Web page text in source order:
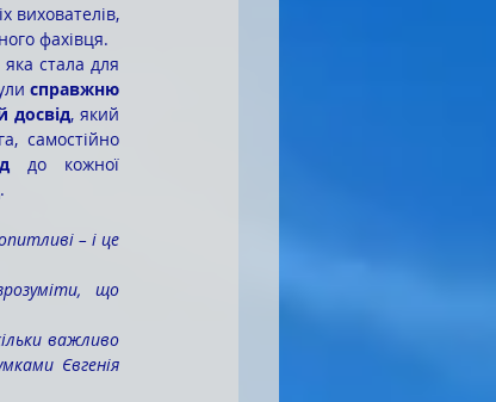
вихователів,
фахівця.
яка стала для
справжню
досвід, який
самостійно
до кожної
– і це
що
важливо
Євгенія